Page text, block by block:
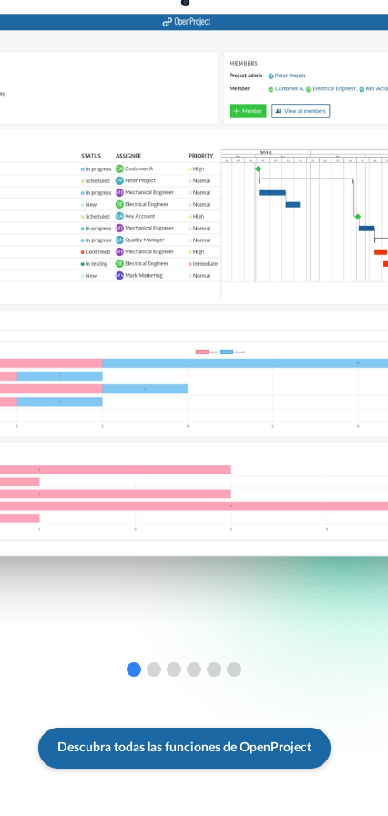
Descubra todas las funciones de OpenProject